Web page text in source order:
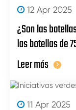
12 Apr 2025
¿Son las
las botellas de
Leer más
11 Apr 2025